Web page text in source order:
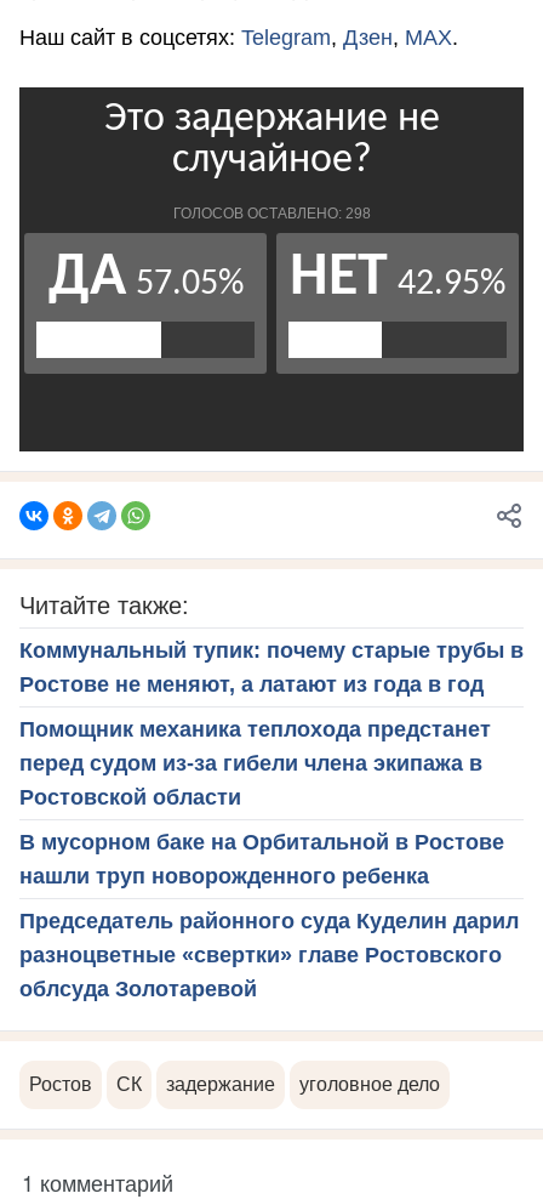
Наш сайт в соцсетях: Telegram, Дзен, MAX.
Читайте также:
Коммунальный тупик: почему старые трубы в
Ростове не меняют, а латают из года в год
Помощник механика теплохода предстанет
перед судом из-за гибели члена экипажа в
Ростовской области
В мусорном баке на Орбитальной в Ростове
нашли труп новорожденного ребенка
Председатель районного суда Куделин дарил
разноцветные «свертки» главе Ростовского
облсуда Золотаревой
Ростов СК задержание уголовное дело
1 комментарий